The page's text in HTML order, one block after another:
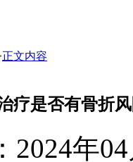
正文内容
疗是否有骨折
2024年